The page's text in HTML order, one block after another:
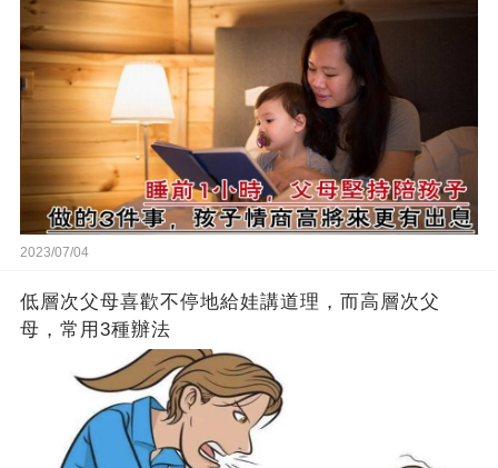
2023/07/04
低層次父母喜歡不停地給娃講道理，而高層次父
母，常用3種辦法